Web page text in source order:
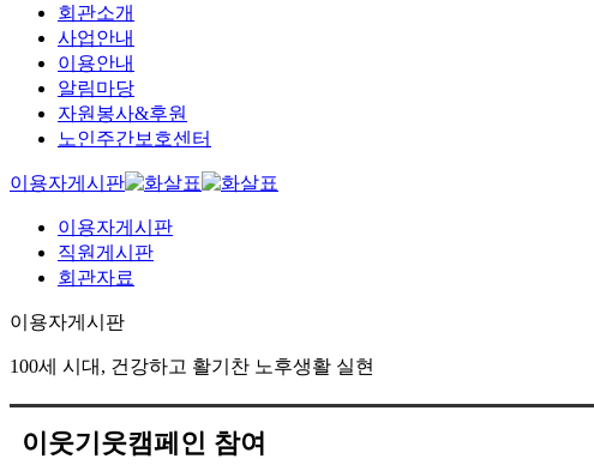
회관소개
사업안내
이용안내
알림마당
자원봉사&후원
노인주간보호센터
이용자게시판
이용자게시판
직원게시판
회관자료
이용자게시판
100세 시대, 건강하고 활기찬 노후생활 실현
이웃기웃캠페인 참여